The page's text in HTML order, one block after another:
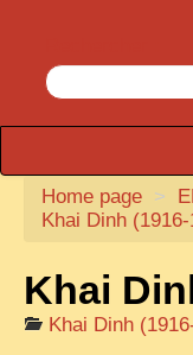
CARTACARO
PHOTOGRAPHERS,
ILLUSTRATORS
TONKIN
Home page >
Khai Dinh (1916-
Khai
Khai Dinh